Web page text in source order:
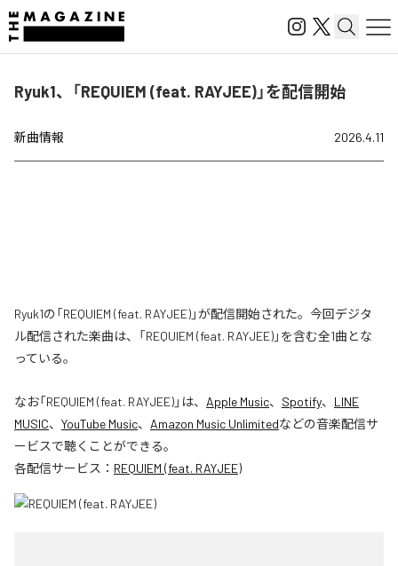
Ryuk1、「REQUIEM (feat. RAYJEE)」を配信開始
新曲情報 2026.4.11
Ryuk1の「REQUIEM (feat. RAYJEE)」が配信開始された。今回デジタ
ル配信された楽曲は、「REQUIEM (feat. RAYJEE)」を含む全1曲とな
っている。
なお「REQUIEM (feat. RAYJEE)」は、 Apple Music、 Spotify、 LINE
MUSIC、 YouTube Music、 Amazon Music Unlimitedなどの音楽配信サ
ービスで聴くことができる。
各配信サービス： REQUIEM (feat. RAYJEE)